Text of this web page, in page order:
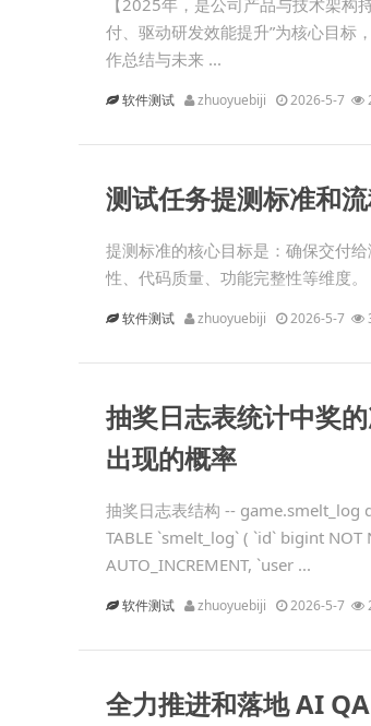
【2025年，是公司产品与技术架
付、驱动研发效能提升”为核心目标
作总结与未来 ...
软件测试 zhuoyuebiji 2026-5-7
测试任务提测标准和
提测标准的核心目标是：确保交付
性、代码质量、功能完整性等维度
软件测试 zhuoyuebiji 2026-5-7
抽奖日志表统计中奖
出现的概率
抽奖日志表结构 -- game.smelt_log
TABLE `smelt_log` ( `id` bigint NOT
AUTO_INCREMENT, `user ...
软件测试 zhuoyuebiji 2026-5-7
全力推进和落地 AI